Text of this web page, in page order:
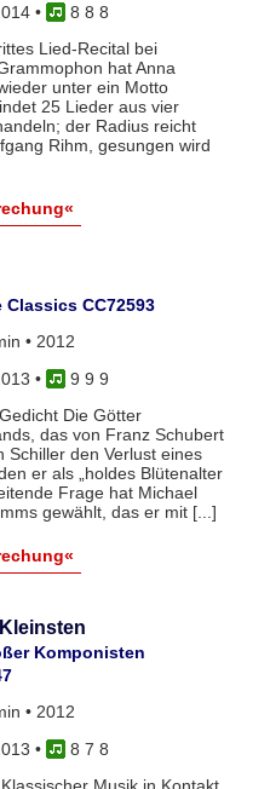
•
8 8 8
Lied-Recital bei
hat Anna
unter ein Motto
25 Lieder aus vier
der Radius reicht
Rihm, gesungen wird
Classics CC72593
• 2012
•
9 9 9
Die Götter
das von Franz Schubert
Schiller den Verlust eines
er als „holdes Blütenalter
Frage hat Michael
gewählt, das er mit [...]
Komponisten
• 2012
•
8 7 8